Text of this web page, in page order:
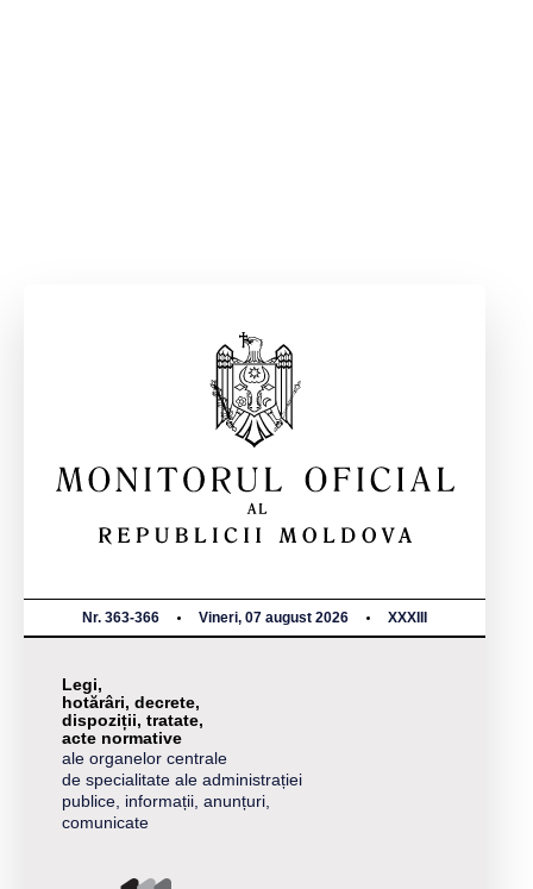
Nr. 363-366 Vineri, 07 august 2026 XXXIII
Legi,
hotărâri, decrete,
dispoziții, tratate,
acte normative
ale organelor centrale
de specialitate ale administrației
publice, informații, anunțuri,
comunicate